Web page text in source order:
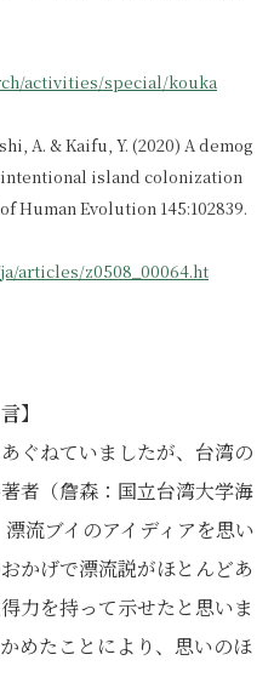
activities/special/kouka
A. & Kaifu, Y. (2020) A demog
island colonization
Human Evolution 145:102839.
articles/z0508_00064.ht
】
ぐねていましたが、台湾の
者（詹森：国立台湾大学海
流ブイのアイディアを思い
かげで漂流説がほとんどあ
力を持って示せたと思いま
めたことにより、思いのほ